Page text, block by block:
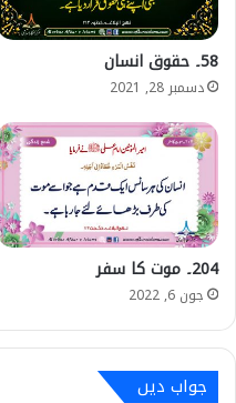
58۔ حقوق انسان
دسمبر 28, 2021
204۔ موت کا سفر
جون 6, 2022
جواب دیں